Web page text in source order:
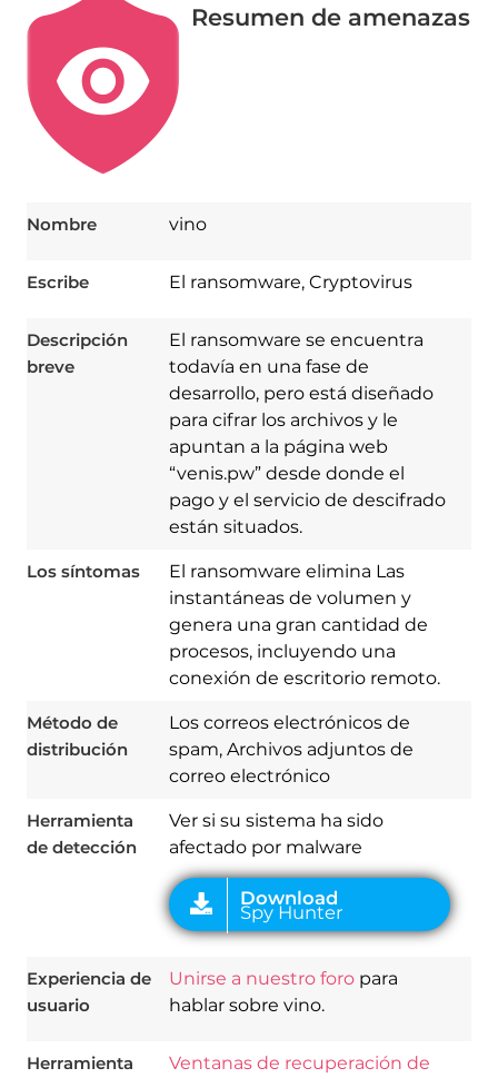
Resumen de amenazas
Nombre vino
Escribe El ransomware, Cryptovirus
Descripción
breve
El ransomware se encuentra
todavía en una fase de
desarrollo, pero está diseñado
para cifrar los archivos y le
apuntan a la página web
“venis.pw” desde donde el
pago y el servicio de descifrado
están situados.
Los síntomas
El ransomware elimina Las
instantáneas de volumen y
genera una gran cantidad de
procesos, incluyendo una
conexión de escritorio remoto.
Método de
distribución
Los correos electrónicos de
spam, Archivos adjuntos de
correo electrónico
Herramienta
de detección
Ver si su sistema ha sido
afectado por malware
Download
Spy Hunter
Experiencia de
usuario
Unirse a nuestro foropara
hablar sobre vino.
Herramienta
Ventanas de recuperación de